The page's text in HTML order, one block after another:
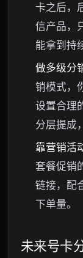
卡之后，
信产品，
能拿到持
做多级分
销模式，
设置合理
分层提成
靠营销活
套餐促销
链接，配
下单量。
未来号卡